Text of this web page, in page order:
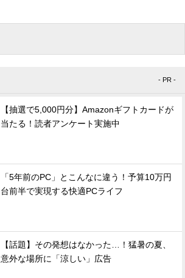
- PR -
【抽選で5,000円分】Amazonギフトカードが
当たる！読者アンケート実施中
「5年前のPC」とこんなに違う！予算10万円
台前半で実現する快適PCライフ
【話題】その発想はなかった…！猛暑の夏、
意外な場所に「涼しい」広告